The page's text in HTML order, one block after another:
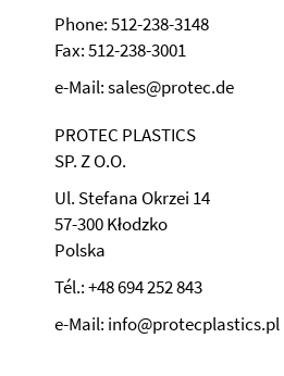
Phone: 512-238-3148
Fax: 512-238-3001
e-Mail: sales@protec.de
PROTEC PLASTICS
SP. Z O.O.
Ul. Stefana Okrzei 14
57-300 Kłodzko
Polska
Tél.: +48 694 252 843
e-Mail: info@protecplastics.pl